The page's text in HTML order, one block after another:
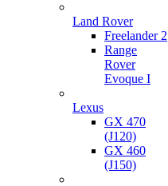
Land Rover
Freelander 2
Range
Rover
Evoque I
Lexus
GX 470
(J120)
GX 460
(J150)